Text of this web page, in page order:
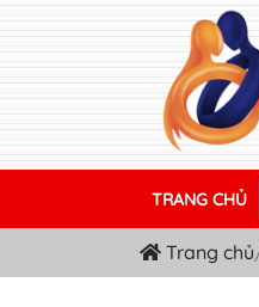
TRANG CHỦ
Trang chủ